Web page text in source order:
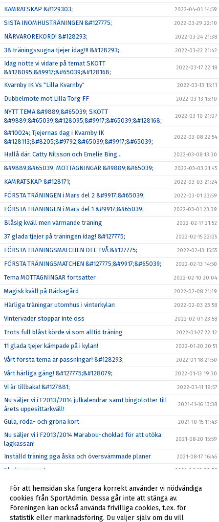
KAMRATSKAP &#129303; 2022-04-01 14:59
SISTA INOMHUSTRÄNINGEN &#127775; 2022-03-29 22:10
NÄRVAROREKORD! &#128293; 2022-03-24 21:38
38 träningssugna tjejer idag!!! &#128293; 2022-03-22 21:42
Idag nötte vi vidare på temat SKOTT
&#128095;&#9917;&#65039;&#128168;
2022-03-17 22:18
Kvarnby IK Vs "Lilla Kvarnby" 2022-03-13 15:11
Dubbelmöte mot Lilla Torg FF 2022-03-13 15:10
NYTT TEMA &#9889;&#65039; SKOTT
&#9889;&#65039;&#128095;&#9917;&#65039;&#128168;
2022-03-10 21:07
&#10024; Tjejernas dag i Kvarnby IK
&#128113;&#8205;&#9792;&#65039;&#9917;&#65039;
2022-03-08 22:54
Hallå där, Catty Nilsson och Emelie Bing… 2022-03-08 13:30
&#9889;&#65039; MOTTAGNINGAR &#9889;&#65039; 2022-03-03 21:45
KAMRATSKAP &#128171; 2022-03-03 21:24
FÖRSTA TRÄNINGEN i Mars del 2 &#9917;&#65039; 2022-03-01 23:59
FÖRSTA TRÄNINGEN i Mars del 1 &#9917;&#65039; 2022-03-01 23:39
Blåsig kväll men värmande träning 2022-02-17 21:52
37 glada tjejer på träningen idag! &#127775; 2022-02-15 22:05
FÖRSTA TRÄNINGSMATCHEN DEL TVÅ &#127775; 2022-02-13 15:55
FÖRSTA TRÄNINGSMATCHEN &#127775;&#9917;&#65039; 2022-02-13 14:50
Tema MOTTAGNINGAR fortsätter 2022-02-10 20:04
Magisk kväll på Bäckagård 2022-02-08 21:19
Härliga träningar utomhus i vinterkylan 2022-02-03 23:58
Vinterväder stoppar inte oss 2022-02-01 23:58
Trots full blåst körde vi som alltid träning 2022-01-27 22:12
11 glada tjejer kämpade på i kylan! 2022-01-20 20:51
Vårt första tema är passningar! &#128293; 2022-01-18 21:50
Vårt härliga gäng! &#127775;&#128079; 2022-01-13 19:30
Vi är tillbaka! &#127881; 2022-01-11 19:57
Nu säljer vi i F2013/2014 julkalendrar samt bingolotter till
årets uppesittarkväll!
2021-11-16 13:38
Gula, röda- och gröna kort 2021-10-15 11:43
Nu säljer vi i F2013/2014 Marabou-choklad för att utöka
lagkassan!
2021-08-20 15:59
Inställd träning pga åska och översvämmade planer 2021-08-17 16:46
Glad sommar ! 2021-06-18 09:56
Seriestarten framflyttad till 22-23 maj! 2021-04-28 08:29
Glöm inte att svara på våra kallelser! 2021-04-09 15:07
Matchregler inför seriespel! 2021-04-08 21:39
För att hemsidan ska fungera korrekt använder vi nödvändiga
cookies från SportAdmin. Dessa går inte att stänga av.
Föreningen kan också använda frivilliga cookies, t.ex. för
statistik eller marknadsföring. Du väljer själv om du vill